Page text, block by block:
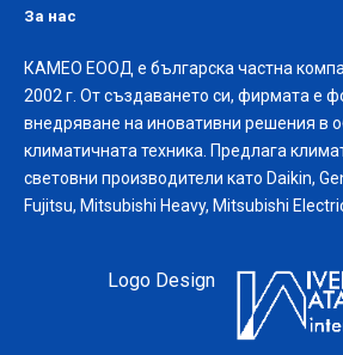
За нас
КАМЕО ЕООД е българска частна
2002 г. От създаването си, фирмата е
внедряване на иновативни решения в
климатичната техника. Предлага
световни производители като Daikin,
Fujitsu, Mitsubishi Heavy, Mitsubishi
Logo Design